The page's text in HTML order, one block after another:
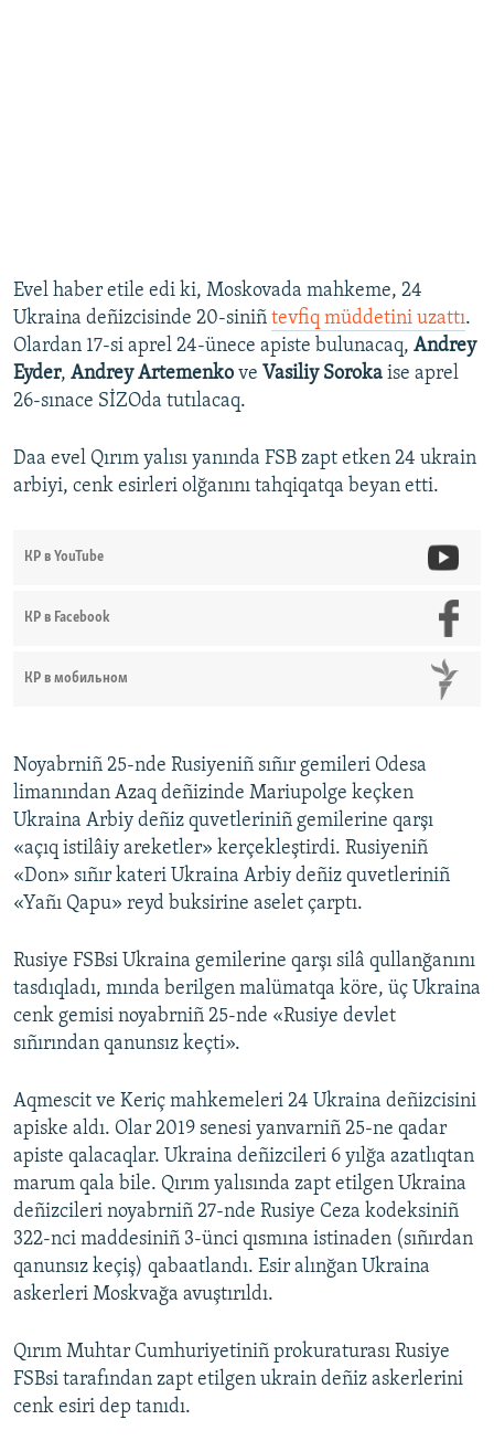
Evel haber etile edi ki, Moskovada mahkeme, 24
Ukraina deñizcisinde 20-siniñ tevfiq müddetini uzattı.
Olardan 17-si aprel 24-ünece apiste bulunacaq, Andrey
Eyder, Andrey Artemenko ve Vasiliy Soroka ise aprel
26-sınace SİZOda tutılacaq.
Daa evel Qırım yalısı yanında FSB zapt etken 24 ukrain
arbiyi, cenk esirleri olğanını tahqiqatqa beyan etti.
КР в YouTube
КР в Facebook
КР в мобильном
Noyabrniñ 25-nde Rusiyeniñ sıñır gemileri Odesa
limanından Azaq deñizinde Mariupolge keçken
Ukraina Arbiy deñiz quvetleriniñ gemilerine qarşı
«açıq istilâiy areketler» kerçekleştirdi. Rusiyeniñ
«Don» sıñır kateri Ukraina Arbiy deñiz quvetleriniñ
«Yañı Qapu» reyd buksirine aselet çarptı.
Rusiye FSBsi Ukraina gemilerine qarşı silâ qullanğanını
tasdıqladı, mında berilgen malümatqa köre, üç Ukraina
cenk gemisi noyabrniñ 25-nde «Rusiye devlet
sıñırından qanunsız keçti».
Aqmescit ve Keriç mahkemeleri 24 Ukraina deñizcisini
apiske aldı. Olar 2019 senesi yanvarniñ 25-ne qadar
apiste qalacaqlar. Ukraina deñizcileri 6 yılğa azatlıqtan
marum qala bile. Qırım yalısında zapt etilgen Ukraina
deñizcileri noyabrniñ 27-nde Rusiye Ceza kodeksiniñ
322-nci maddesiniñ 3-ünci qısmına istinaden (sıñırdan
qanunsız keçiş) qabaatlandı. Esir alınğan Ukraina
askerleri Moskvağa avuştırıldı.
Qırım Muhtar Cumhuriyetiniñ prokuraturası Rusiye
FSBsi tarafından zapt etilgen ukrain deñiz askerlerini
cenk esiri dep tanıdı.